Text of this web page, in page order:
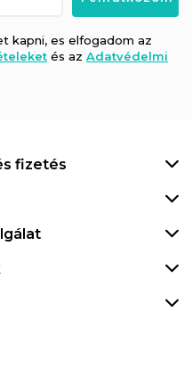
kapni, es elfogadom az
és az Adatvédelmi
fizetés